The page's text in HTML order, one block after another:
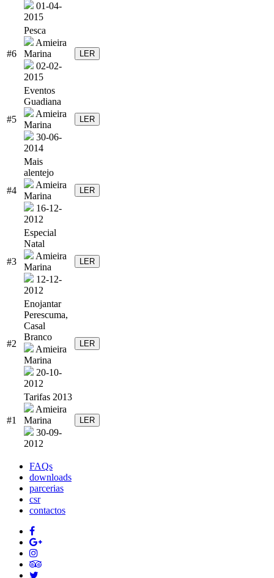
01-04-
2015
#6
Pesca
Amieira
Marina
02-02-
2015
LER
#5
Eventos
Guadiana
Amieira
Marina
30-06-
2014
LER
#4
Mais
alentejo
Amieira
Marina
16-12-
2012
LER
#3
Especial
Natal
Amieira
Marina
12-12-
2012
LER
#2
Enojantar
Perescuma,
Casal
Branco
Amieira
Marina
20-10-
2012
LER
#1
Tarifas 2013
Amieira
Marina
30-09-
2012
LER
FAQs
downloads
parcerias
csr
contactos